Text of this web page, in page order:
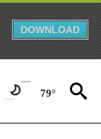
DOWNLOAD
79°